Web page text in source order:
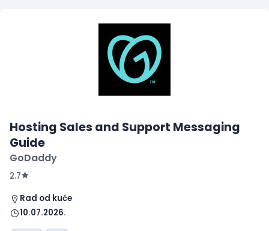
Hosting Sales and Support Messaging
Guide
GoDaddy
2.7
Rad od kuće
10.07.2026.